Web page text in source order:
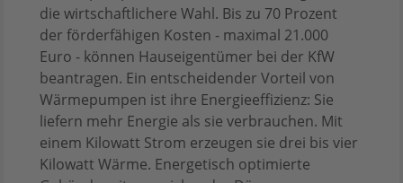
die wirtschaftlichere Wahl. Bis zu 70 Prozent
der förderfähigen Kosten - maximal 21.000
Euro - können Hauseigentümer bei der KfW
beantragen. Ein entscheidender Vorteil von
Wärmepumpen ist ihre Energieeffizienz: Sie
liefern mehr Energie als sie verbrauchen. Mit
einem Kilowatt Strom erzeugen sie drei bis vier
Kilowatt Wärme. Energetisch optimierte